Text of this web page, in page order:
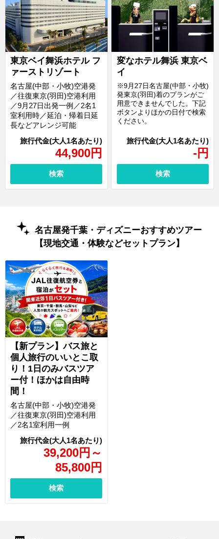
東京ベイ舞浜ホテル フ
ァーストリゾート
44,900円
名古屋(中部・小牧)空港発
／往復東京(羽田)空港利用
／9月27日出発一例／2名1
室利用時／延泊・帰着日延
長などアレンジ可能
検索
変なホテル舞浜 東京ベ
イ
- 円
※9月27日名古屋(中部・小牧)
発東京(羽田)着のプランがご
用意できませんでした。下記
ボタンよりほかの日付で検索
ください。
検索
名古屋発千葉・ディズニーおすすめツアー
【現地交通・体験などセットプラン】
【新プラン】バス旅と
個人旅行のいいとこ取
り！1日のみバスツア
ー付！ほかは自由時
間！
39,200円 ～
85,800円
名古屋(中部・小牧)空港発
／往復東京(羽田)空港利用
／2名1室利用一例
検索